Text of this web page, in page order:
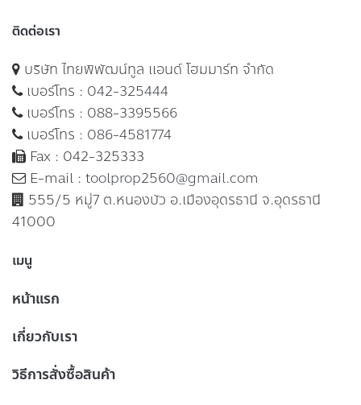
ติดต่อเรา
บริษัท ไทยพิพัฒน์ทูล แอนด์ โฮมมาร์ท จำกัด
เบอร์โทร : 042-325444
เบอร์โทร : 088-3395566
เบอร์โทร : 086-4581774
Fax : 042-325333
E-mail : toolprop2560@gmail.com
555/5 หมู่7 ต.หนองบัว อ.เมืองอุดรธานี จ.อุดรธานี
41000
เมนู
หน้าแรก
เกี่ยวกับเรา
วิธีการสั่งซื้อสินค้า